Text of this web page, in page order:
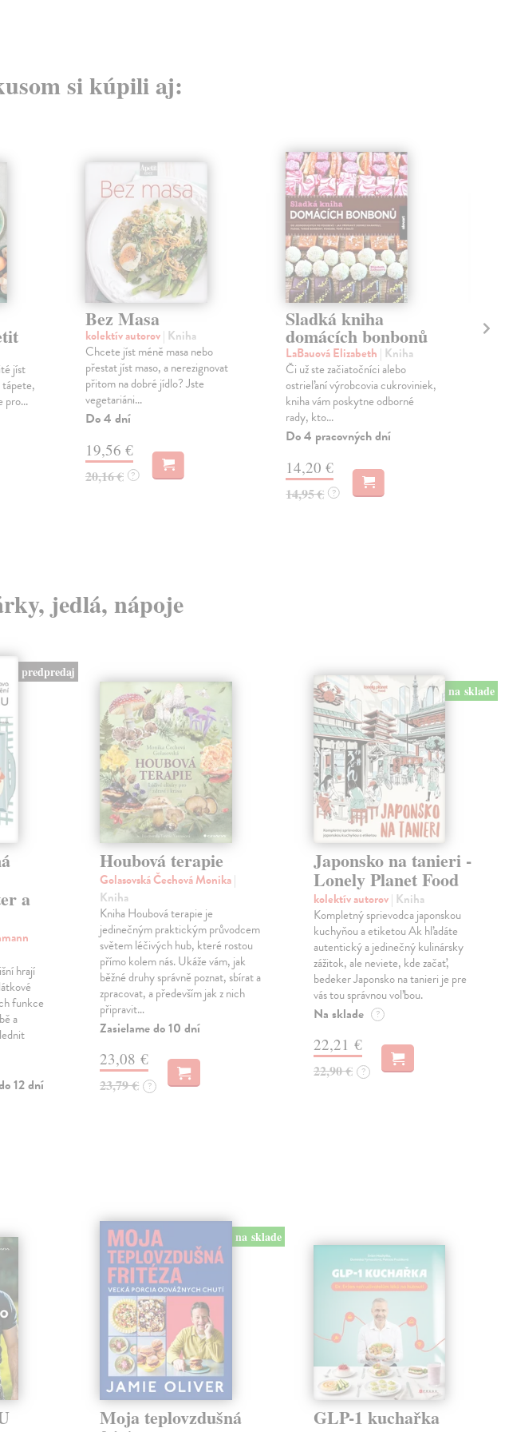
si kúpili aj:
jíst
tápete,
pro...
Bez Masa
kolektív autorov| Kniha
Chcete jíst méně masa nebo
přestat jíst maso, a nerezignovat
přitom na dobré jídlo? Jste
vegetariáni...
Do 4 dní
19,56 €
20,16 € ?
Sladká kniha
domácích bonbonů
LaBauová Elizabeth | Kniha
Či už ste začiatočníci alebo
ostrieľaní výrobcovia cukroviniek,
kniha vám poskytne odborné
rady, kto...
Do 4 pracovných dní
14,20 €
14,95 € ?
jedlá, nápoje
predpredaj
a
hrají
funkce
a
12 dní
Houbová terapie
Golasovská Čechová Monika|
Kniha
Kniha Houbová terapie je
jedinečným praktickým průvodcem
světem léčivých hub, které rostou
přímo kolem nás. Ukáže vám, jak
běžné druhy správně poznat, sbírat a
zpracovat, a především jak z nich
připravit…
Zasielame do 10 dní
23,08 €
23,79 € ?
na sklade
Japonsko na tanieri -
Lonely Planet Food
kolektív autorov| Kniha
Kompletný sprievodca japonskou
kuchyňou a etiketou Ak hľadáte
autentický a jedinečný kulinársky
zážitok, ale neviete, kde začať,
bedeker Japonsko na tanieri je pre
vás tou správnou voľbou.
Na sklade ?
22,21 €
22,90 € ?
na sklade
Moja teplovzdušná GLP-1 kuchařka